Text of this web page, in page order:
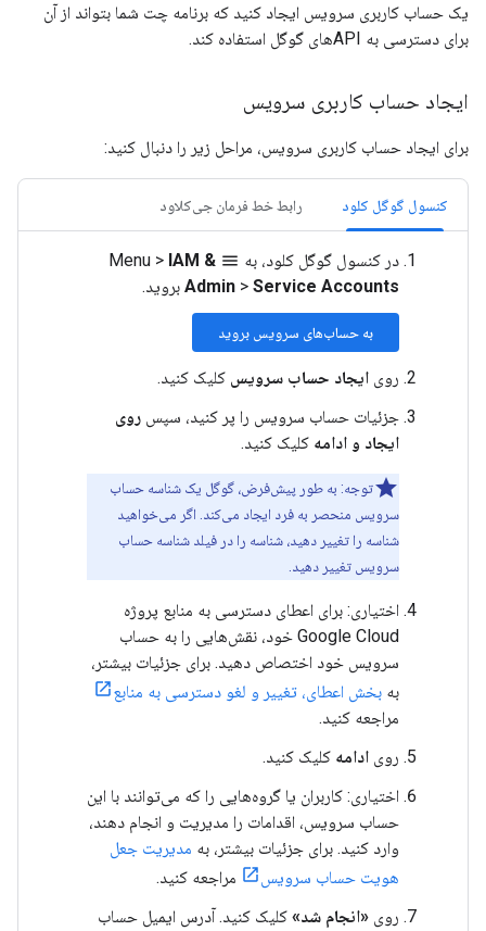
یک حساب کاربری سرویس ایجاد کنید که برنامه چت شما بتواند از آن
برای دسترسی به APIهای گوگل استفاده کند.
ایجاد حساب کاربری سرویس
برای ایجاد حساب کاربری سرویس، مراحل زیر را دنبال کنید:
کنسول گوگل کلود رابط خط فرمان جی‌کلاود
در کنسول گوگل کلود، به menu
> IAM &
Admin > Service Accounts بروید.
به حساب‌های سرویس بروید
روی ایجاد حساب سرویس کلیک کنید.
جزئیات حساب سرویس را پر کنید، سپس روی
ایجاد و ادامه کلیک کنید.
توجه: به طور پیش‌فرض، گوگل یک شناسه حساب
سرویس منحصر به فرد ایجاد می‌کند. اگر می‌خواهید
شناسه را تغییر دهید، شناسه را در فیلد شناسه حساب
سرویس تغییر دهید.
اختیاری: برای اعطای دسترسی به منابع پروژه
Google Cloud خود، نقش‌هایی را به حساب
سرویس خود اختصاص دهید. برای جزئیات بیشتر،
به بخش اعطای، تغییر و لغو دسترسی به منابع
مراجعه کنید.
روی ادامه کلیک کنید.
اختیاری: کاربران یا گروه‌هایی را که می‌توانند با این
حساب سرویس، اقدامات را مدیریت و انجام دهند،
وارد کنید. برای جزئیات بیشتر، به مدیریت جعل
هویت حساب سرویس
مراجعه کنید.
روی «انجام شد» کلیک کنید. آدرس ایمیل حساب